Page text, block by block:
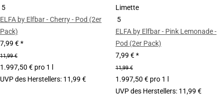
5
ELFA by Elfbar - Cherry - Pod (2er
Pack)
7,99 €*
11,99 €
1.997,50 € pro 1 l
UVP des Herstellers: 11,99 €
Limette
5
ELFA by Elfbar - Pink Lemonade -
Pod (2er Pack)
7,99 €*
11,99 €
1.997,50 € pro 1 l
UVP des Herstellers: 11,99 €